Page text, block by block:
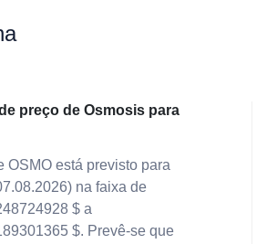
preço de Osmosis para
OSMO está previsto para
na faixa de
$ a
$. Prevê-se que